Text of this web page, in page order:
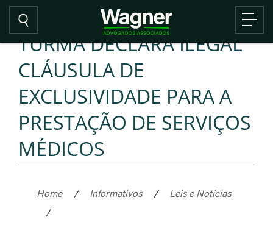
TURMA DECLARA ILEGAL
CLÁUSULA DE
EXCLUSIVIDADE PARA A
PRESTAÇÃO DE SERVIÇOS
MÉDICOS
Home / Informativos /
Leis e Notícias
/